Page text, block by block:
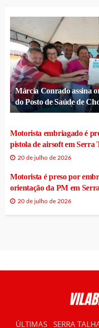
Márcia Conrado assina
do Posto de Saúde de
Motorista embriagado é
pistola de airsoft em Serra
20 de julho de 2026
Motorista é preso por
orientação da PM em
20 de julho de 2026
ÚLTIMAS SERRA